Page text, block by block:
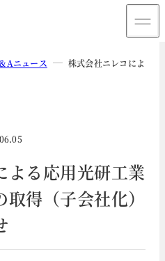
ニュース 株式会社ニレコによる
よる応用光研工業
得（子会社化）